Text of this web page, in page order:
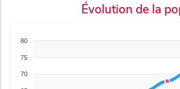
Évolution de la
80
75
70